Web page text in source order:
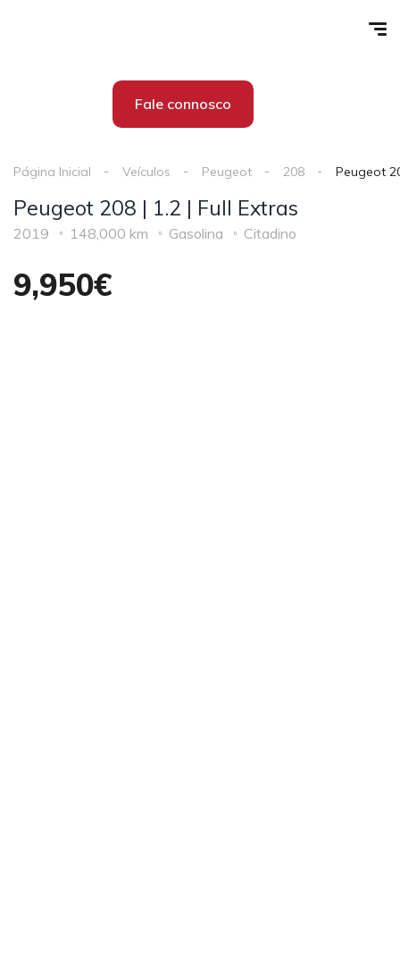
Fale connosco
Página Inicial Veículos Peugeot 208 Peugeot
Peugeot 208 | 1.2 | Full Extras
2019 148,000 km Gasolina Citadino
9,950€